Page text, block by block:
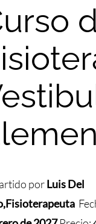
porLuis Del
,Fisioterapeuta